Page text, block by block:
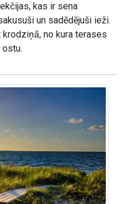
kas ir sena
un sadēdējuši ieži.
krodziņā, no kura terases